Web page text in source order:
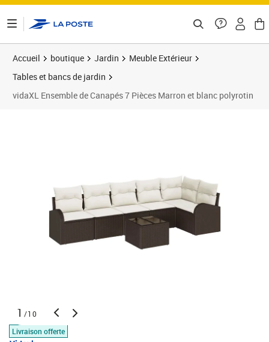
Accueil boutique Jardin
Meuble Extérieur
Tables et bancs de jardin
vidaXL Ensemble de Canapés 7 Pièces Marron et blanc polyrotin
1 /10
Livraison offerte